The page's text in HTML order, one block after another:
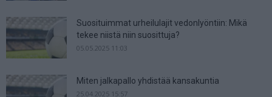
Suosituimmat urheilulajit vedonlyöntiin: Mikä
tekee niistä niin suosittuja?
05.05.2025 11:03
Miten jalkapallo yhdistää kansakuntia
25.04.2025 15:57